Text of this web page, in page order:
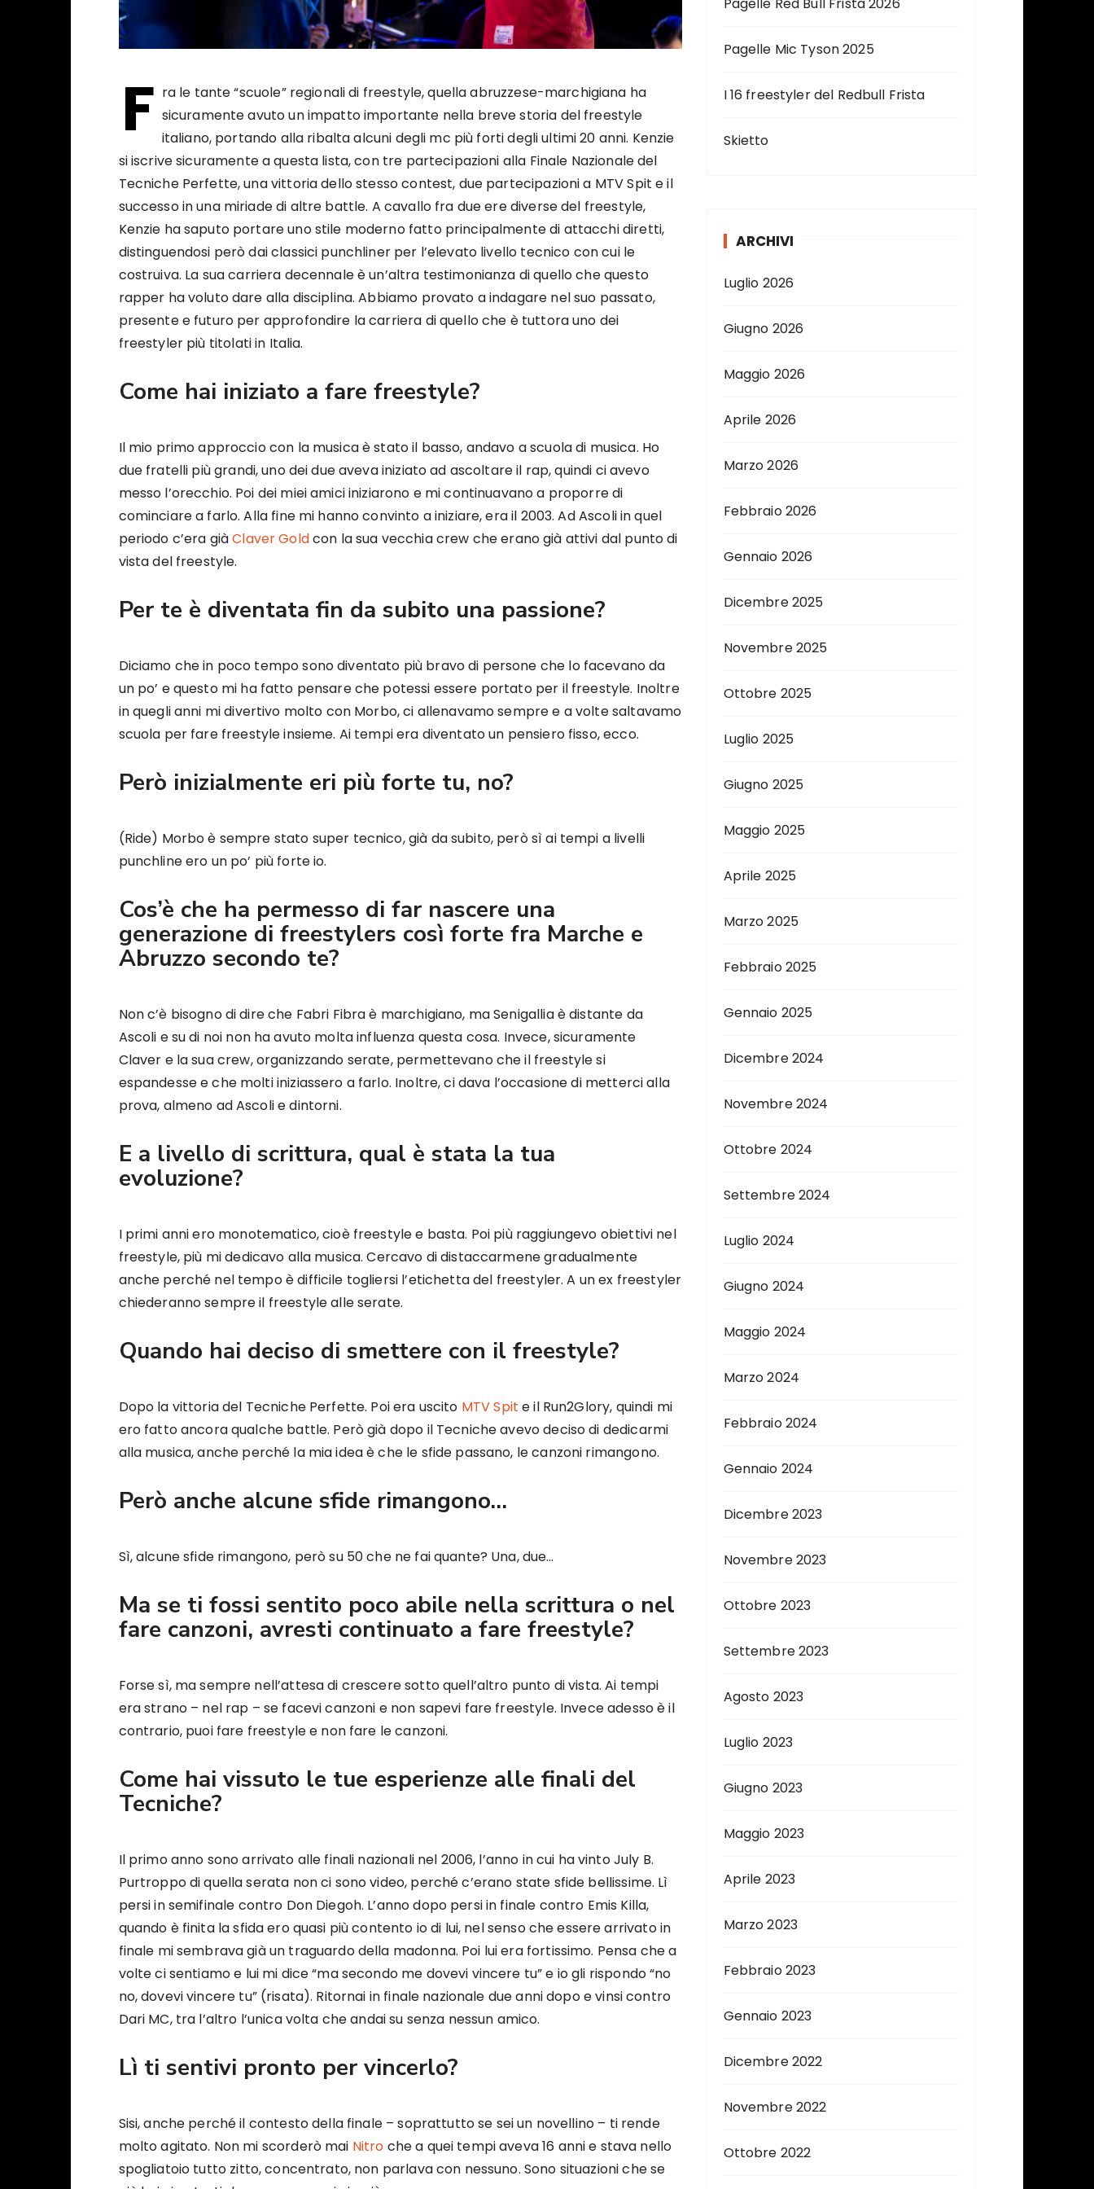
F ra le tante “scuole” regionali di freestyle, quella abruzzese-marchigiana ha
sicuramente avuto un impatto importante nella breve storia del freestyle
italiano, portando alla ribalta alcuni degli mc più forti degli ultimi 20 anni. Kenzie
si iscrive sicuramente a questa lista, con tre partecipazioni alla Finale Nazionale del
Tecniche Perfette, una vittoria dello stesso contest, due partecipazioni a MTV Spit e il
successo in una miriade di altre battle. A cavallo fra due ere diverse del freestyle,
Kenzie ha saputo portare uno stile moderno fatto principalmente di attacchi diretti,
distinguendosi però dai classici punchliner per l’elevato livello tecnico con cui le
costruiva. La sua carriera decennale è un’altra testimonianza di quello che questo
rapper ha voluto dare alla disciplina. Abbiamo provato a indagare nel suo passato,
presente e futuro per approfondire la carriera di quello che è tuttora uno dei
freestyler più titolati in Italia.
Come hai iniziato a fare freestyle?
Il mio primo approccio con la musica è stato il basso, andavo a scuola di musica. Ho
due fratelli più grandi, uno dei due aveva iniziato ad ascoltare il rap, quindi ci avevo
messo l’orecchio. Poi dei miei amici iniziarono e mi continuavano a proporre di
cominciare a farlo. Alla fine mi hanno convinto a iniziare, era il 2003. Ad Ascoli in quel
periodo c’era giàClaver Goldcon la sua vecchia crew che erano già attivi dal punto di
vista del freestyle.
Per te è diventata fin da subito una passione?
Diciamo che in poco tempo sono diventato più bravo di persone che lo facevano da
un po’ e questo mi ha fatto pensare che potessi essere portato per il freestyle. Inoltre
in quegli anni mi divertivo molto con Morbo, ci allenavamo sempre e a volte saltavamo
scuola per fare freestyle insieme. Ai tempi era diventato un pensiero fisso, ecco.
Però inizialmente eri più forte tu, no?
(Ride) Morbo è sempre stato super tecnico, già da subito, però sì ai tempi a livelli
punchline ero un po’ più forte io.
Cos’è che ha permesso di far nascere una
generazione di freestylers così forte fra Marche e
Abruzzo secondo te?
Non c’è bisogno di dire che Fabri Fibra è marchigiano, ma Senigallia è distante da
Ascoli e su di noi non ha avuto molta influenza questa cosa. Invece, sicuramente
Claver e la sua crew, organizzando serate, permettevano che il freestyle si
espandesse e che molti iniziassero a farlo. Inoltre, ci dava l’occasione di metterci alla
prova, almeno ad Ascoli e dintorni.
E a livello di scrittura, qual è stata la tua
evoluzione?
I primi anni ero monotematico, cioè freestyle e basta. Poi più raggiungevo obiettivi nel
freestyle, più mi dedicavo alla musica. Cercavo di distaccarmene gradualmente
anche perché nel tempo è difficile togliersi l’etichetta del freestyler. A un ex freestyler
chiederanno sempre il freestyle alle serate.
Quando hai deciso di smettere con il freestyle?
Dopo la vittoria del Tecniche Perfette. Poi era uscito MTV Spit e il Run2Glory, quindi mi
ero fatto ancora qualche battle. Però già dopo il Tecniche avevo deciso di dedicarmi
alla musica, anche perché la mia idea è che le sfide passano, le canzoni rimangono.
Però anche alcune sfide rimangono…
Sì, alcune sfide rimangono, però su 50 che ne fai quante? Una, due…
Ma se ti fossi sentito poco abile nella scrittura o nel
fare canzoni, avresti continuato a fare freestyle?
Forse sì, ma sempre nell’attesa di crescere sotto quell’altro punto di vista. Ai tempi
era strano – nel rap – se facevi canzoni e non sapevi fare freestyle. Invece adesso è il
contrario, puoi fare freestyle e non fare le canzoni.
Come hai vissuto le tue esperienze alle finali del
Tecniche?
Il primo anno sono arrivato alle finali nazionali nel 2006, l’anno in cui ha vinto July B.
Purtroppo di quella serata non ci sono video, perché c’erano state sfide bellissime. Lì
persi in semifinale contro Don Diegoh. L’anno dopo persi in finale contro Emis Killa,
quando è finita la sfida ero quasi più contento io di lui, nel senso che essere arrivato in
finale mi sembrava già un traguardo della madonna. Poi lui era fortissimo. Pensa che a
volte ci sentiamo e lui mi dice “ma secondo me dovevi vincere tu” e io gli rispondo “no
no, dovevi vincere tu” (risata). Ritornai in finale nazionale due anni dopo e vinsi contro
Dari MC, tra l’altro l’unica volta che andai su senza nessun amico.
Lì ti sentivi pronto per vincerlo?
Sisi, anche perché il contesto della finale – soprattutto se sei un novellino – ti rende
molto agitato. Non mi scorderò mai Nitro che a quei tempi aveva 16 anni e stava nello
spogliatoio tutto zitto, concentrato, non parlava con nessuno. Sono situazioni che se
Pagelle Mic Tyson 2025
I 16 freestyler del Redbull Frista
Skietto
ARCHIVI
Luglio 2026
Giugno 2026
Maggio 2026
Aprile 2026
Marzo 2026
Febbraio 2026
Gennaio 2026
Dicembre 2025
Novembre 2025
Ottobre 2025
Luglio 2025
Giugno 2025
Maggio 2025
Aprile 2025
Marzo 2025
Febbraio 2025
Gennaio 2025
Dicembre 2024
Novembre 2024
Ottobre 2024
Settembre 2024
Luglio 2024
Giugno 2024
Maggio 2024
Marzo 2024
Febbraio 2024
Gennaio 2024
Dicembre 2023
Novembre 2023
Ottobre 2023
Settembre 2023
Agosto 2023
Luglio 2023
Giugno 2023
Maggio 2023
Aprile 2023
Marzo 2023
Febbraio 2023
Gennaio 2023
Dicembre 2022
Novembre 2022
Ottobre 2022